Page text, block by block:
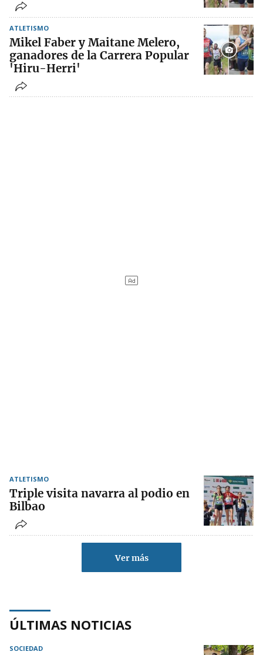
ATLETISMO
Mikel Faber y Maitane Melero,
ganadores de la Carrera Popular
'Hiru-Herri'
ATLETISMO
Triple visita navarra al podio en
Bilbao
Ver más
ÚLTIMAS NOTICIAS
SOCIEDAD